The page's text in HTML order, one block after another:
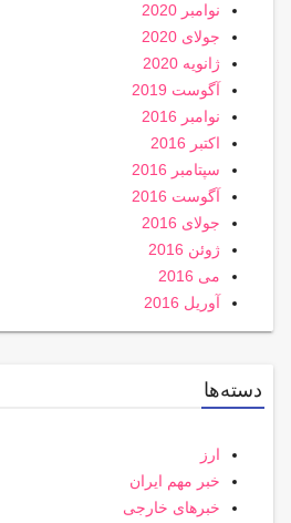
نوامبر 2020
جولای 2020
ژانویه 2020
آگوست 2019
نوامبر 2016
اکتبر 2016
سپتامبر 2016
آگوست 2016
جولای 2016
ژوئن 2016
می 2016
آوریل 2016
دسته‌ها
ارز
خبر مهم ایران
خبرهای خارجی